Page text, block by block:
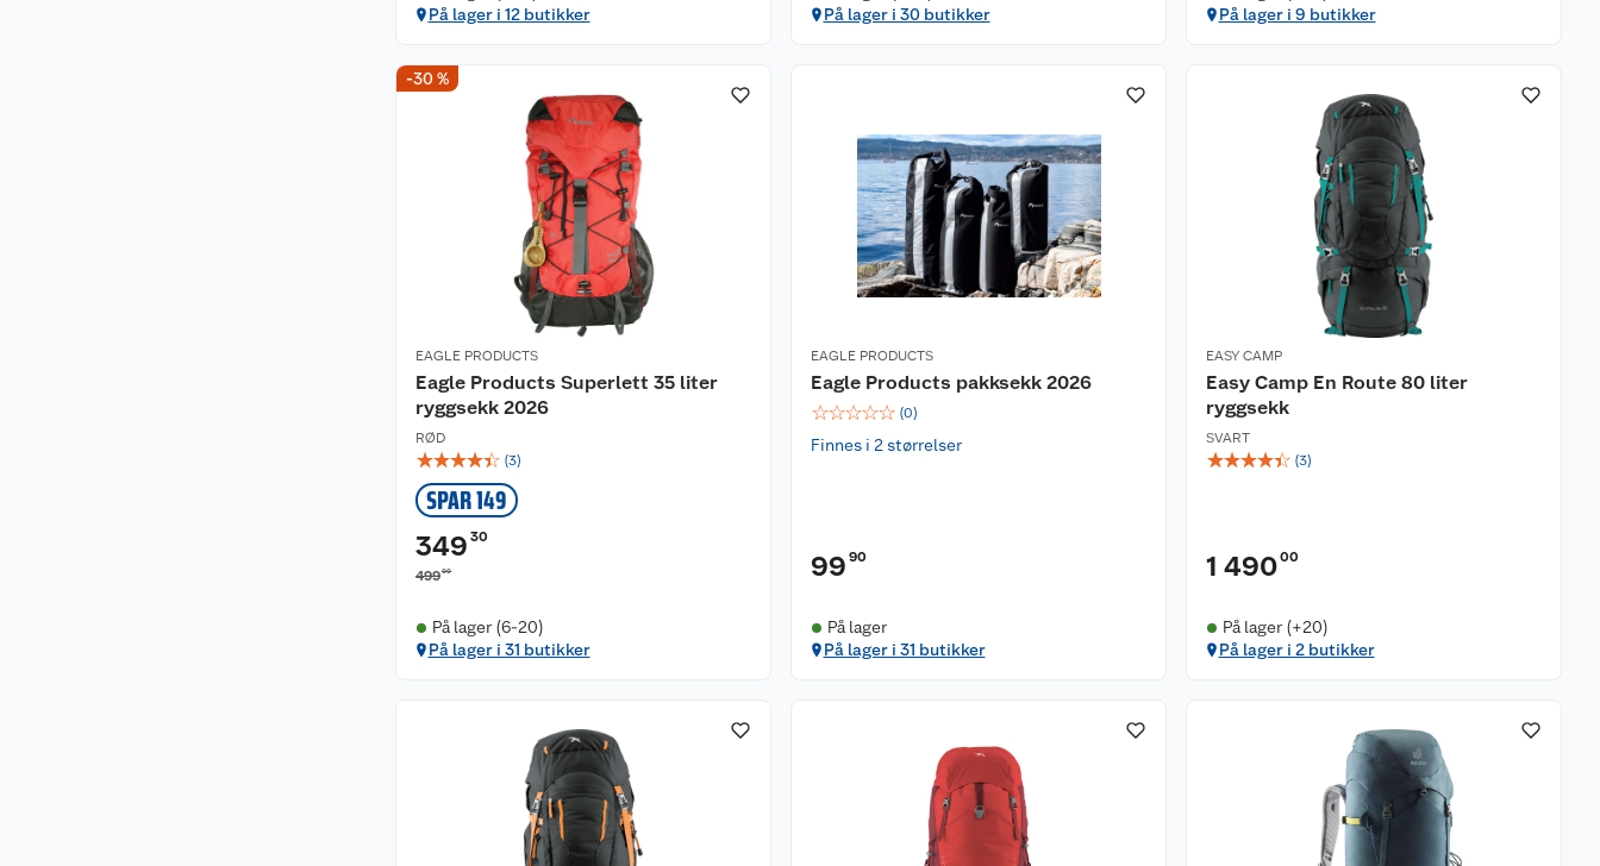
På lager i 12 butikker
På lager i 30 butikker
På lager i 9 butikker
-30 %
EAGLE PRODUCTS
Eagle Products Superlett 35 liter
ryggsekk 2026
RØD
☆☆☆☆☆ (3)
SPAR 149
349 30
49900
På lager (6-20)
På lager i 31 butikker
EAGLE PRODUCTS
Eagle Products pakksekk 2026
☆☆☆☆☆ (0)
Finnes i 2 størrelser
99 90
På lager
På lager i 31 butikker
EASY CAMP
Easy Camp En Route 80 liter
ryggsekk
SVART
☆☆☆☆☆ (3)
1 49000
På lager (+20)
På lager i 2 butikker